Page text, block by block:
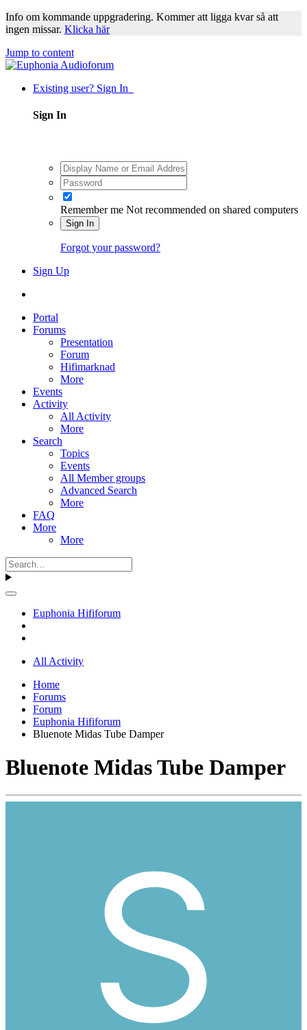
Info om kommande uppgradering. Kommer att ligga kvar så att
ingen missar. Klicka här
Jump to content
Existing user? Sign In
Sign In
Remember me Not recommended on shared computers
Sign In
Forgot your password?
Sign Up
Portal
Forums
Presentation
Forum
Hifimarknad
More
Events
Activity
All Activity
More
Search
Topics
Events
All Member groups
Advanced Search
More
FAQ
More
More
Euphonia Hififorum
All Activity
Home
Forums
Forum
Euphonia Hififorum
Bluenote Midas Tube Damper
Bluenote Midas Tube Damper